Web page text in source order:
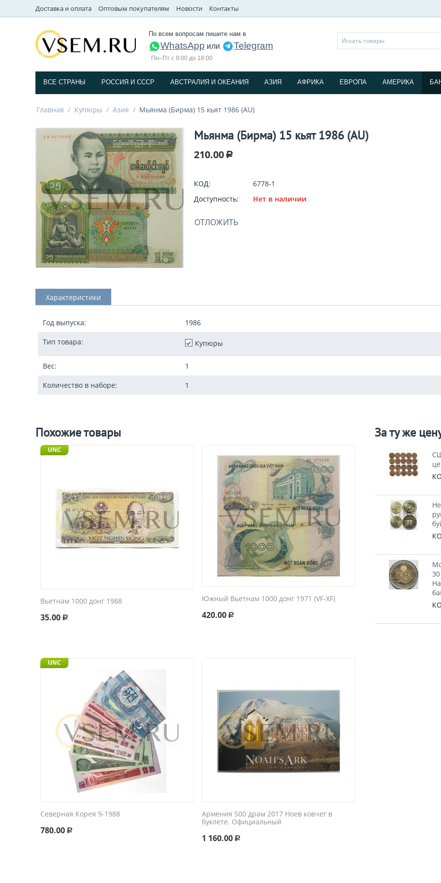
Доставка и оплата Оптовым покупателям Новости Контакты
По всем вопросам пишите нам в
WhatsApp или Telegram
Пн–Пт с 9:00 до 18:00
ВСЕ СТРАНЫ РОССИЯ И СССP АВСТРАЛИЯ И ОКЕАНИЯ АЗИЯ АФРИКА ЕВРОПА АМЕРИКА
Главная / Купюры / Азия / Мьянма (Бирма) 15 кьят 1986 (AU)
Мьянма (Бирма) 15 кьят 1986 (AU)
210.00 Р
КОД:
6778-1
Доступность:
Нет в наличии
ОТЛОЖИТЬ
Характеристики
Год выпуска: 1986
Тип товара: Купюры
Вес: 1
Количество в наборе: 1
Похожие товары
UNC
Вьетнам 1000 донг 1988
35.00 Р
Южный Вьетнам 1000 донг 1971 (VF-XF)
420.00 Р
UNC
Северная Корея 9-1988
780.00 Р
Армения 500 драм 2017 Ноев ковчег в
буклете. Официальный
1 160.00 Р
За ту же